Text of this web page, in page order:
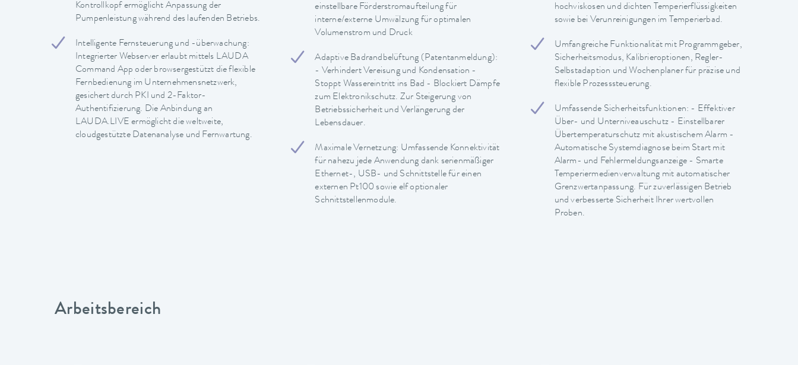
Kontrollkopf ermöglicht Anpassung der
Pumpenleistung während des laufenden Betriebs.
Intelligente Fernsteuerung und -überwachung:
Integrierter Webserver erlaubt mittels LAUDA
Command App oder browsergestützt die flexible
Fernbedienung im Unternehmensnetzwerk,
gesichert durch PKI und 2-Faktor-
Authentifizierung. Die Anbindung an
LAUDA.LIVE ermöglicht die weltweite,
cloudgestützte Datenanalyse und Fernwartung.
einstellbare Förderstromaufteilung für
interne/externe Umwälzung für optimalen
Volumenstrom und Druck
Adaptive Badrandbelüftung (Patentanmeldung):
- Verhindert Vereisung und Kondensation -
Stoppt Wassereintritt ins Bad - Blockiert Dämpfe
zum Elektronikschutz. Zur Steigerung von
Betriebssicherheit und Verlängerung der
Lebensdauer.
Maximale Vernetzung: Umfassende Konnektivität
für nahezu jede Anwendung dank serienmäßiger
Ethernet-, USB- und Schnittstelle für einen
externen Pt100 sowie elf optionaler
Schnittstellenmodule.
hochviskosen und dichten Temperierflüssigkeiten
sowie bei Verunreinigungen im Temperierbad.
Umfangreiche Funktionalität mit Programmgeber,
Sicherheitsmodus, Kalibrieroptionen, Regler-
Selbstadaption und Wochenplaner für präzise und
flexible Prozesssteuerung.
Umfassende Sicherheitsfunktionen: - Effektiver
Über- und Unterniveauschutz - Einstellbarer
Übertemperaturschutz mit akustischem Alarm -
Automatische Systemdiagnose beim Start mit
Alarm- und Fehlermeldungsanzeige - Smarte
Temperiermedienverwaltung mit automatischer
Grenzwertanpassung. Für zuverlässigen Betrieb
und verbesserte Sicherheit Ihrer wertvollen
Proben.
Arbeitsbereich